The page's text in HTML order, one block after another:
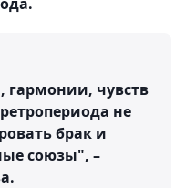
гармонии, чувств
не
брак и
союзы", –